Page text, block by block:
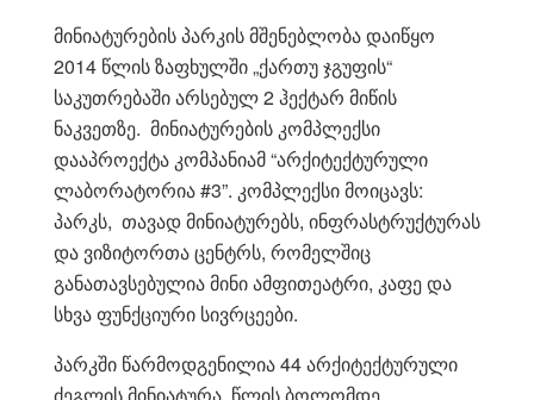
მინიატურების პარკის მშენებლობა დაიწყო
2014 წლის ზაფხულში „ქართუ ჯგუფის“
საკუთრებაში არსებულ 2 ჰექტარ მიწის
ნაკვეთზე. მინიატურების კომპლექსი
დააპროექტა კომპანიამ “არქიტექტურული
ლაბორატორია #3”. კომპლექსი მოიცავს:
პარკს, თავად მინიატურებს, ინფრასტრუქტურას
და ვიზიტორთა ცენტრს, რომელშიც
განათავსებულია მინი ამფითეატრი, კაფე და
სხვა ფუნქციური სივრცეები.
პარკში წარმოდგენილია 44 არქიტექტურული
ძეგლის მინიატურა, წლის ბოლომდე